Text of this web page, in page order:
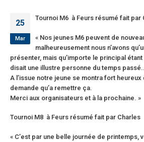
25
Mar
Tournoi M6 à Feurs résumé fait par
« Nos jeunes M6 peuvent de
malheureusement nous n’avons
présenter, mais qu’importe le principal
disait une illustre personne du temps passé..
A l’issue notre jeune se montra fort
demande qu’a remettre ça.
Merci aux organisateurs et à la prochaine. »
Tournoi M8 à Feurs résumé fait par Charles
« C’est par une belle journée de printemps,